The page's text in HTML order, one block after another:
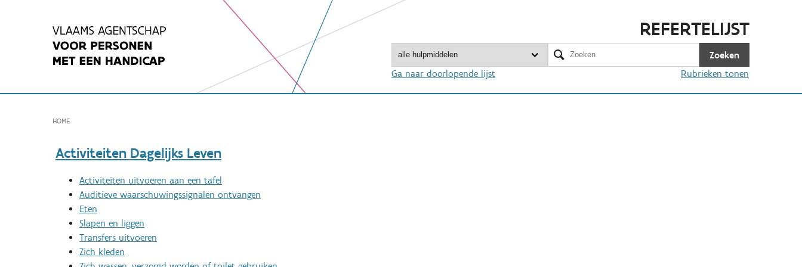
REFERTELIJST
Zoeken
Ga naar doorlopende lijst Rubrieken tonen
HOME
Activiteiten Dagelijks Leven
Activiteiten uitvoeren aan een tafel
Auditieve waarschuwingssignalen ontvangen
Eten
Slapen en liggen
Transfers uitvoeren
Zich kleden